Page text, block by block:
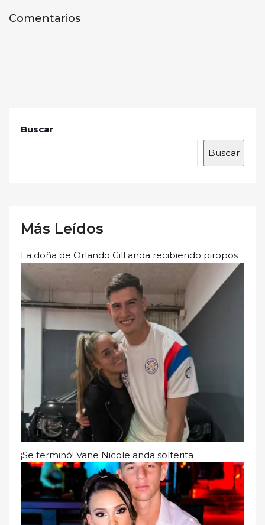
Comentarios
Buscar
Buscar
Más Leídos
La doña de Orlando Gill anda recibiendo piropos
¡Se terminó! Vane Nicole anda solterita